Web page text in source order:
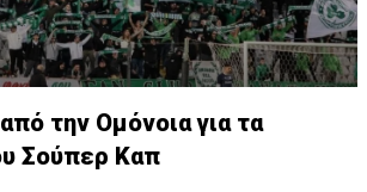
την Ομόνοια για τα
Σούπερ Καπ